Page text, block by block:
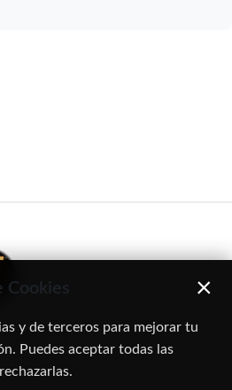
Madrid
Cookies ×
y de terceros para mejorar tu
Puedes aceptar todas las